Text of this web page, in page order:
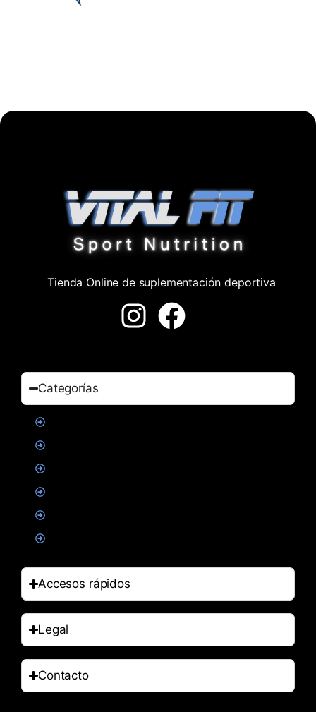
Tienda Online de suplementación deportiva
Categorías
Accesos rápidos
Legal
Contacto